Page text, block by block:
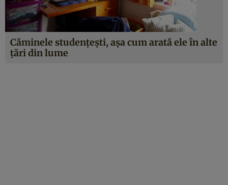
Căminele studenţeşti, aşa cum arată ele în alte
ţări din lume